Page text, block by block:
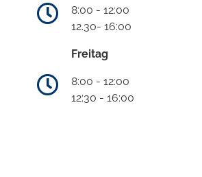
8:00 - 12:00
12.30- 16:00
Freitag
8:00 - 12:00
12:30 - 16:00